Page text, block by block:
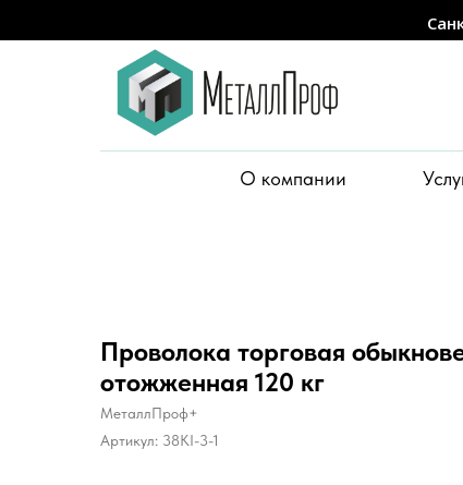
О компании
Проволока торговая
отожженная 120 кг
МеталлПроф+
Артикул: 38KI-3-1